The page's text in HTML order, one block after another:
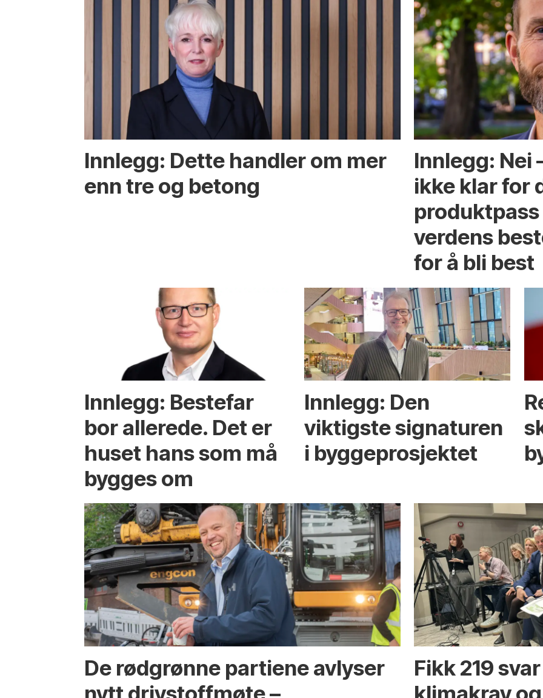
Innlegg: Dette handler om mer
enn tre og betong
Innlegg: Nei
ikke klar for
verdens
for å bli best
Innlegg: Bestefar
bor allerede. Det er
huset hans som må
bygges om
Innlegg: Den
viktigste signaturen
i bygge­­prosjektet
De rødgrønne partiene avlyser
nytt drivstoffmøte –
Fikk 219
klimakrav